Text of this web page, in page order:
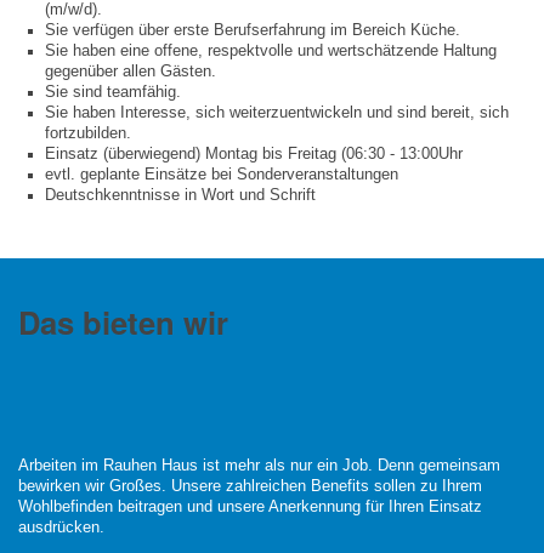
(m/w/d).
Sie verfügen über erste Berufserfahrung im Bereich Küche.
Sie haben eine offene, respektvolle und wertschätzende Haltung
gegenüber allen Gästen.
Sie sind teamfähig.
Sie haben Interesse, sich weiterzuentwickeln und sind bereit, sich
fortzubilden.
Einsatz (überwiegend) Montag bis Freitag (06:30 - 13:00Uhr
evtl. geplante Einsätze bei Sonderveranstaltungen
Deutschkenntnisse in Wort und Schrift
Das bieten wir
Arbeiten im Rauhen Haus ist mehr als nur ein Job. Denn gemeinsam
bewirken wir Großes. Unsere zahlreichen Benefits sollen zu Ihrem
Wohlbefinden beitragen und unsere Anerkennung für Ihren Einsatz
ausdrücken.